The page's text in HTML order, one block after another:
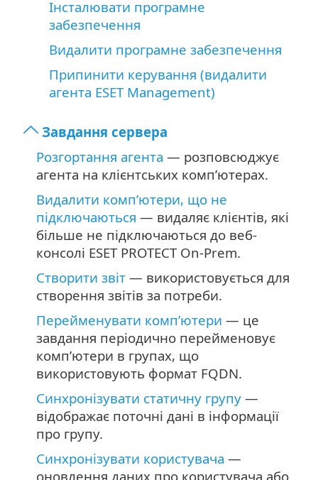
Інсталювати програмне
забезпечення
Видалити програмне забезпечення
Припинити керування (видалити
агента ESET Management)
Завдання сервера
Розгортання агента — розповсюджує
агента на клієнтських комп’ютерах.
Видалити комп’ютери, що не
підключаються — видаляє клієнтів, які
більше не підключаються до веб-
консолі ESET PROTECT On-Prem.
Створити звіт — використовується для
створення звітів за потреби.
Перейменувати комп’ютери — це
завдання періодично перейменовує
комп’ютери в групах, що
використовують формат FQDN.
Синхронізувати статичну групу —
відображає поточні дані в інформації
про групу.
Синхронізувати користувача —
оновлення даних про користувача або